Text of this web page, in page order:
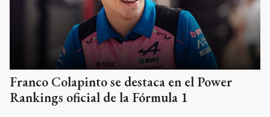
Franco Colapinto se destaca en el Power
Rankings oficial de la Fórmula 1